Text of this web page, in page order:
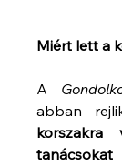
Miért lett a
A
abban
korszakra